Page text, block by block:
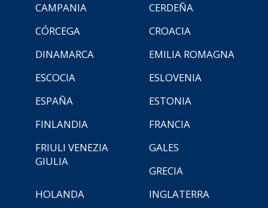
CAMPANIA
CERDEÑA
CÓRCEGA
CROACIA
DINAMARCA
EMILIA ROMAGNA
ESCOCIA
ESLOVENIA
ESPAÑA
ESTONIA
FINLANDIA
FRANCIA
FRIULI VENEZIA
GIULIA
GALES
GRECIA
HOLANDA
INGLATERRA